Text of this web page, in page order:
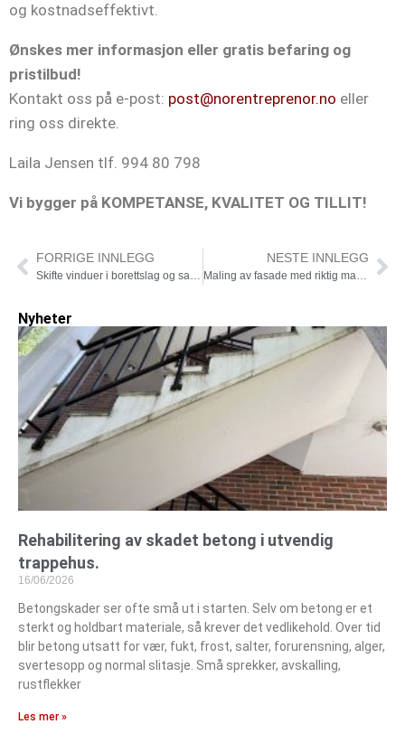
og kostnadseffektivt.
Ønskes mer informasjon eller gratis befaring og
pristilbud!
Kontakt oss på e-post: post@norentreprenor.no eller
ring oss direkte.
Laila Jensen tlf. 994 80 798
Vi bygger på KOMPETANSE, KVALITET OG TILLIT!
FORRIGE INNLEGG NESTE INNLEGG
Nyheter
Rehabilitering av skadet betong i utvendig
trappehus.
16/06/2026
Betongskader ser ofte små ut i starten. Selv om betong er et
sterkt og holdbart materiale, så krever det vedlikehold. Over tid
blir betong utsatt for vær, fukt, frost, salter, forurensning, alger,
svertesopp og normal slitasje. Små sprekker, avskalling,
rustflekker
Les mer »